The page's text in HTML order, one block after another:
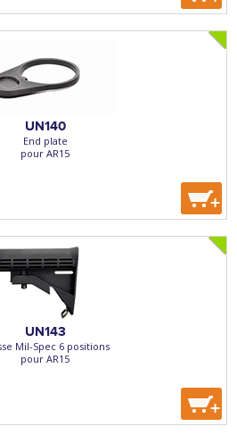
UN140
End plate
pour AR15
+
UN143
Mil-Spec 6 positions
pour AR15
+